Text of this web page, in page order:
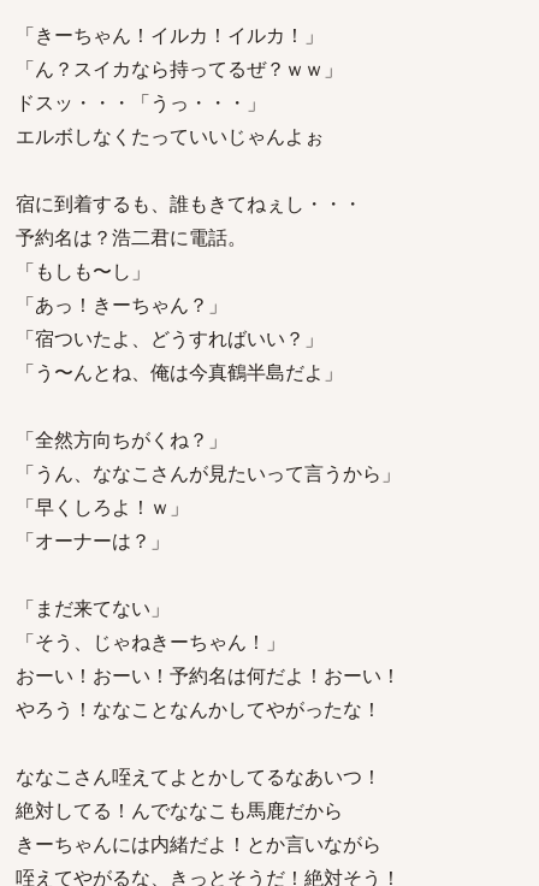
「きーちゃん！イルカ！イルカ！」
「ん？スイカなら持ってるぜ？ｗｗ」
ドスッ・・・「うっ・・・」
エルボしなくたっていいじゃんよぉ
宿に到着するも、誰もきてねぇし・・・
予約名は？浩二君に電話。
「もしも〜し」
「あっ！きーちゃん？」
「宿ついたよ、どうすればいい？」
「う〜んとね、俺は今真鶴半島だよ」
「全然方向ちがくね？」
「うん、ななこさんが見たいって言うから」
「早くしろよ！ｗ」
「オーナーは？」
「まだ来てない」
「そう、じゃねきーちゃん！」
おーい！おーい！予約名は何だよ！おーい！
やろう！ななことなんかしてやがったな！
ななこさん咥えてよとかしてるなあいつ！
絶対してる！んでななこも馬鹿だから
きーちゃんには内緒だよ！とか言いながら
咥えてやがるな、きっとそうだ！絶対そう！